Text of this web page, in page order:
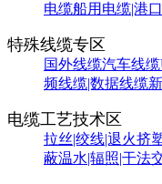
电缆船用电缆|港
特殊线缆专区
国外线缆汽车线缆
频线缆|数据线缆
电缆工艺技术区
拉丝|绞线|退火挤
蔽温水|辐照|干法